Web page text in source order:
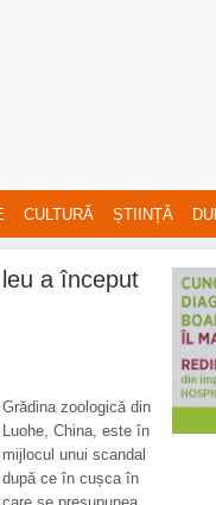
CULTURĂ ȘTIINȚĂ
a început
Grădina zoologică din
Luohe, China, este în
mijlocul unui scandal
după ce în cușca în